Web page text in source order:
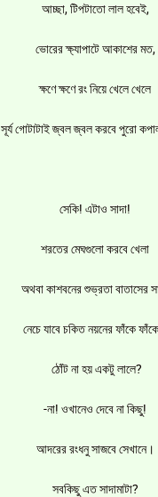
আচ্ছা, টিপটাতো লাল হবেই,
ভোরের ক্ষ্যাপাটে আকাশের মত,
ক্ষণে ক্ষণে রং নিয়ে খেলে খেলে
সূর্য গোটাটাই জ্বল জ্বল করবে পুরো
সেকি! এটাও সাদা!
শরতের মেঘগুলো করবে খেলা
অথবা কাশবনের শুভ্রতা বাতাসের
নেচে যাবে চকিত নয়নের ফাঁকে
ঠোঁট না হয় একটু লালে?
-না! ওখানেও দেবে না কিছু!
আদরের রংধনু সাজবে সেখানে।
সবকিছু এত সাদামাটা?